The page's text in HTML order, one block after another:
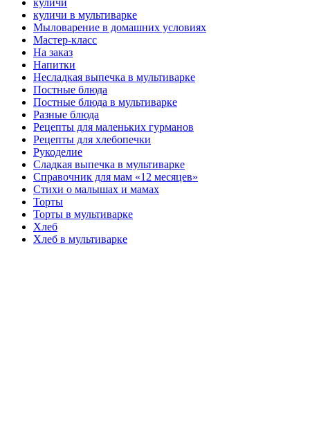
куличи
куличи в мультиварке
Мыловарение в домашних условиях
Мастер-класс
На заказ
Напитки
Несладкая выпечка в мультиварке
Постные блюда
Постные блюда в мультиварке
Разные блюда
Рецепты для маленьких гурманов
Рецепты для хлебопечки
Рукоделие
Сладкая выпечка в мультиварке
Справочник для мам «12 месяцев»
Стихи о малышах и мамах
Торты
Торты в мультиварке
Хлеб
Хлеб в мультиварке